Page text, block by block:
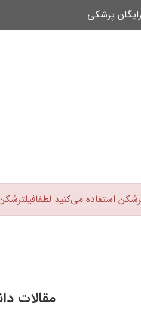
پزشکی
استفاده می‌کنید
مقالات